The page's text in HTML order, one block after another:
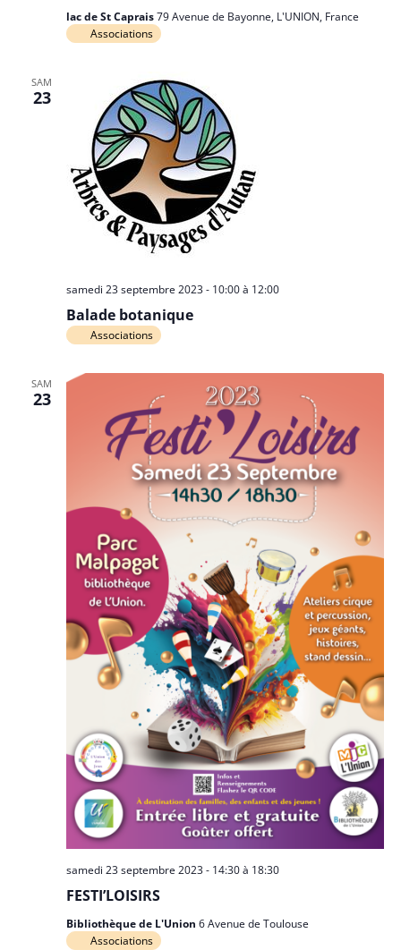
lac de St Caprais79 Avenue de Bayonne, L'UNION, France
Associations
SAM
23
Balade botanique
samedi 23 septembre 2023 - 10:00à 12:00
Associations
SAM
23
FESTI’LOISIRS
samedi 23 septembre 2023 - 14:30à 18:30
Bibliothèque de L'Union 6 Avenue de Toulouse
Associations